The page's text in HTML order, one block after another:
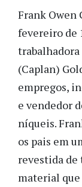
Frank Owen
fevereiro de
(Caplan)
empregos,
e vendedor
níqueis.
os pais em
revestida
material que